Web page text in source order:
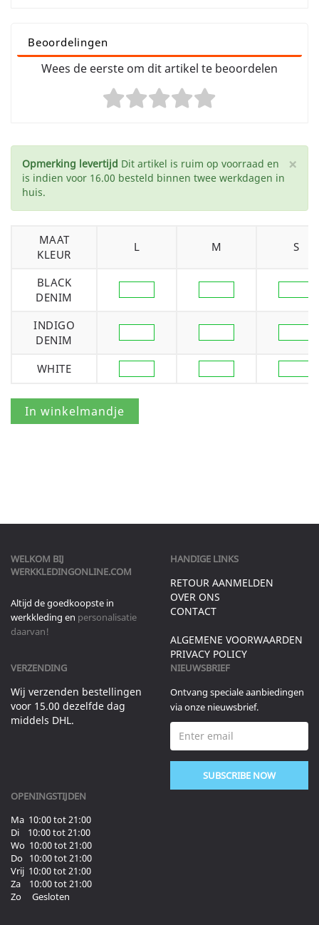
Beoordelingen
Wees de eerste om dit artikel te beoordelen
×
Opmerking levertijd Dit artikel is ruim op voorraad en
is indien voor 16.00 besteld binnen twee werkdagen in
huis.
MAAT
KLEUR
L M S
BLACK
DENIM
INDIGO
DENIM
WHITE
WELKOM BIJ
WERKKLEDINGONLINE.COM
Altijd de goedkoopste in
werkkleding en personalisatie
daarvan!
HANDIGE LINKS
RETOUR AANMELDEN
OVER ONS
CONTACT
ALGEMENE VOORWAARDEN
PRIVACY POLICY
VERZENDING
Wij verzenden bestellingen
voor 15.00 dezelfde dag
middels DHL.
NIEUWSBRIEF
Ontvang speciale aanbiedingen
via onze nieuwsbrief.
SUBSCRIBE NOW
OPENINGSTIJDEN
Ma 10:00 tot 21:00
Di 10:00 tot 21:00
Wo 10:00 tot 21:00
Do 10:00 tot 21:00
Vrij 10:00 tot 21:00
Za 10:00 tot 21:00
Zo Gesloten